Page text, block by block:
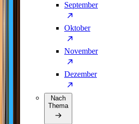
September
Oktober
November
Dezember
Nach
Thema